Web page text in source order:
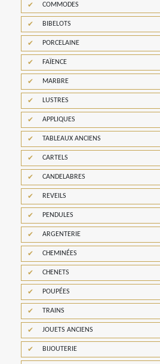
COMMODES
BIBELOTS
PORCELAINE
FAÏENCE
MARBRE
LUSTRES
APPLIQUES
TABLEAUX ANCIENS
CARTELS
CANDELABRES
REVEILS
PENDULES
ARGENTERIE
CHEMINÉES
CHENETS
POUPÉES
TRAINS
JOUETS ANCIENS
BIJOUTERIE